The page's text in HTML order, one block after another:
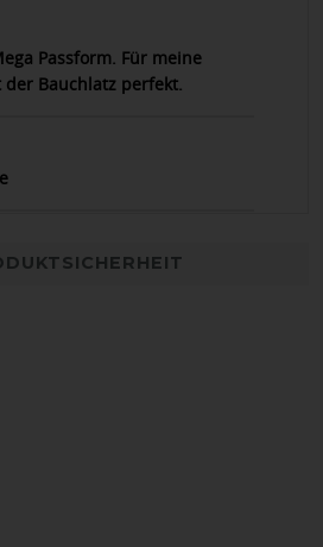
Passform. Für meine
Bauchlatz perfekt.